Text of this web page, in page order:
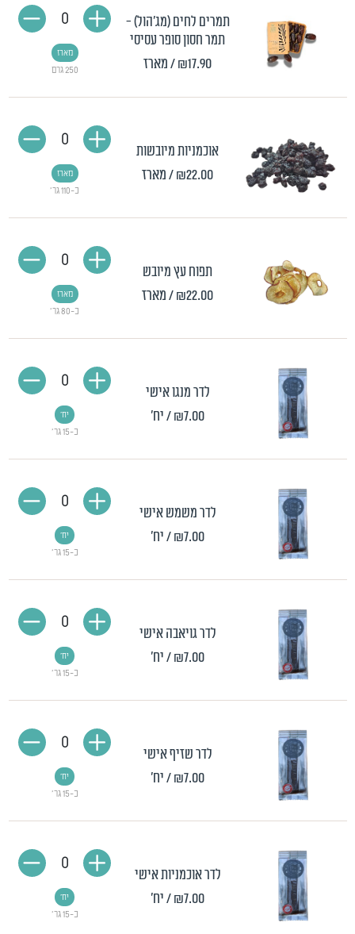
תמרים לחים (מג'הול) -
תמר חסון סופר עסיסי
₪17.90/ מארז 250 גרם
מארז
0
אוכמניות מיובשות
₪22.00/ מארז
כ-110 גר'
מארז
0
תפוח עץ מיובש
₪22.00/ מארז
כ-80 גר'
מארז
0
לדר מנגו אישי
₪7.00/ יח'
כ-15 גר'
יח'
0
לדר משמש אישי
₪7.00/ יח'
כ-15 גר'
יח'
0
לדר גויאבה אישי
₪7.00/ יח'
כ-15 גר'
יח'
0
לדר שזיף אישי
₪7.00/ יח'
כ-15 גר'
יח'
0
לדר אוכמניות אישי
₪7.00/ יח'
כ-15 גר'
יח'
0